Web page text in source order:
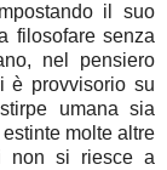
il suo
filosofare senza
nel pensiero
è provvisorio su
umana sia
molte altre
non si riesce a